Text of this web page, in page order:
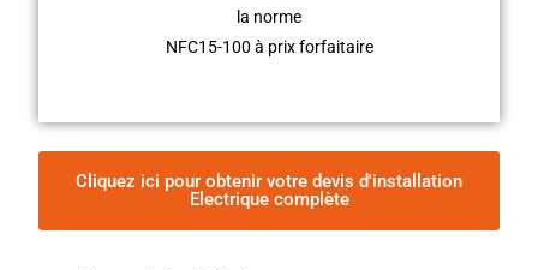
la norme
NFC15-100 à prix forfaitaire
Cliquez ici pour obtenir votre devis d'installation
Electrique complète